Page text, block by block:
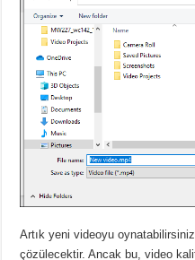
Artık yeni videoyu
çözülecektir. Ancak bu, video